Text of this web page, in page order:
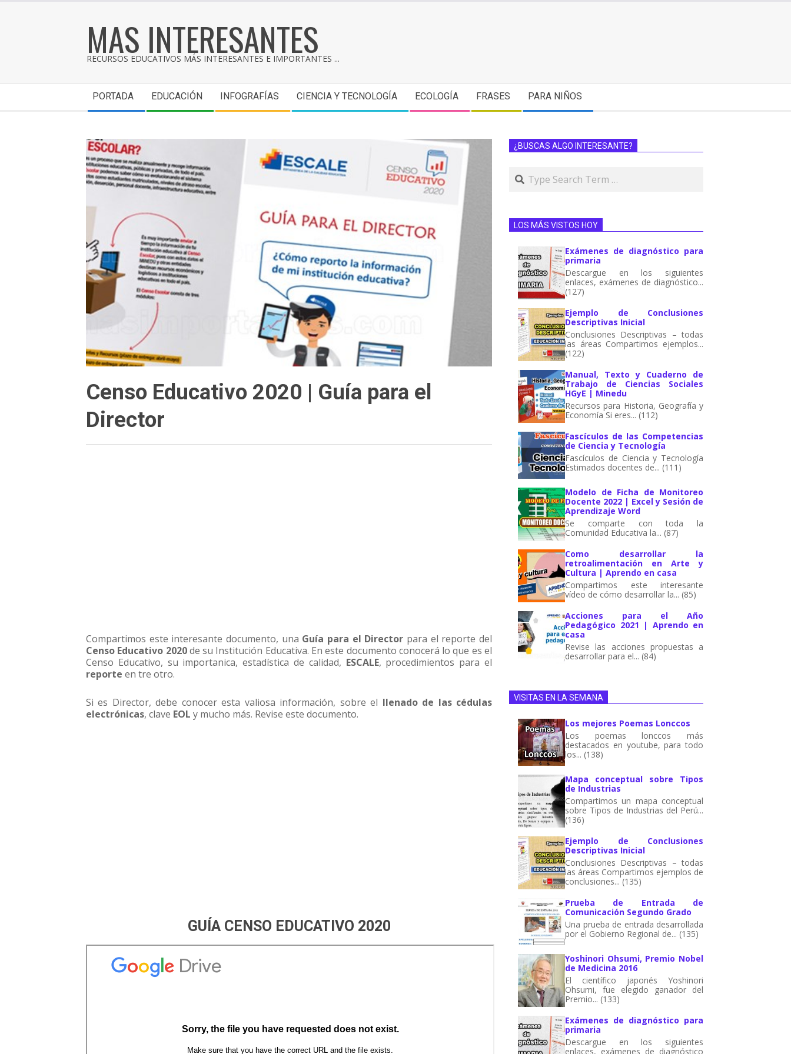
MAS INTERESANTES
RECURSOS EDUCATIVOS MÁS INTERESANTES E IMPORTANTES ...
PORTADA EDUCACIÓN INFOGRAFÍAS CIENCIA Y TECNOLOGÍA ECOLOGÍA FRASES PARA NIÑOS
Censo Educativo 2020 | Guía para el
Director
Compartimos este interesante documento, una Guía para el Director para el reporte del
Censo Educativo 2020de su Institución Educativa. En este documento conocerá lo que es el
Censo Educativo, su importanica, estadística de calidad, ESCALE, procedimientos para el
reporte en tre otro.
Si es Director, debe conocer esta valiosa información, sobre el llenado de las cédulas
electrónicas, clave EOL y mucho más. Revise este documento.
GUÍA CENSO EDUCATIVO 2020
¿BUSCAS ALGO INTERESANTE?
LOS MÁS VISTOS HOY
Exámenes de diagnóstico para
primaria
Descargue en los siguientes
enlaces, exámenes de diagnóstico...
(127)
Ejemplo de Conclusiones
Descriptivas Inicial
Conclusiones Descriptivas – todas
las áreas Compartimos ejemplos...
(122)
Manual, Texto y Cuaderno de
Trabajo de Ciencias Sociales
HGyE | Minedu
Recursos para Historia, Geografía y
Economía Si eres... (112)
Fascículos de las Competencias
de Ciencia y Tecnología
Fascículos de Ciencia y Tecnología
Estimados docentes de... (111)
Modelo de Ficha de Monitoreo
Docente 2022 | Excel y Sesión de
Aprendizaje Word
Se comparte con toda la
Comunidad Educativa la... (87)
Como desarrollar la
retroalimentación en Arte y
Cultura | Aprendo en casa
Compartimos este interesante
vídeo de cómo desarrollar la... (85)
Acciones para el Año
Pedagógico 2021 | Aprendo en
casa
Revise las acciones propuestas a
desarrollar para el... (84)
VISITAS EN LA SEMANA
Los mejores Poemas Lonccos
Los poemas lonccos más
destacados en youtube, para todo
los... (138)
Mapa conceptual sobre Tipos
de Industrias
Compartimos un mapa conceptual
sobre Tipos de Industrias del Perú...
(136)
Ejemplo de Conclusiones
Descriptivas Inicial
Conclusiones Descriptivas – todas
las áreas Compartimos ejemplos de
conclusiones... (135)
Prueba de Entrada de
Comunicación Segundo Grado
Una prueba de entrada desarrollada
por el Gobierno Regional de... (135)
Yoshinori Ohsumi, Premio Nobel
de Medicina 2016
El científico japonés Yoshinori
Ohsumi, fue elegido ganador del
Premio... (133)
Exámenes de diagnóstico para
primaria
Descargue en los siguientes
enlaces, exámenes de diagnóstico